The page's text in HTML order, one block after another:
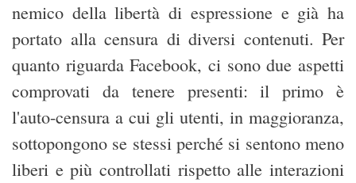
nemico della libertà di espressione e già ha
portato alla censura di diversi contenuti. Per
quanto riguarda Facebook, ci sono due aspetti
comprovati da tenere presenti: il primo è
l'auto-censura a cui gli utenti, in maggioranza,
sottopongono se stessi perché si sentono meno
liberi e più controllati rispetto alle interazioni